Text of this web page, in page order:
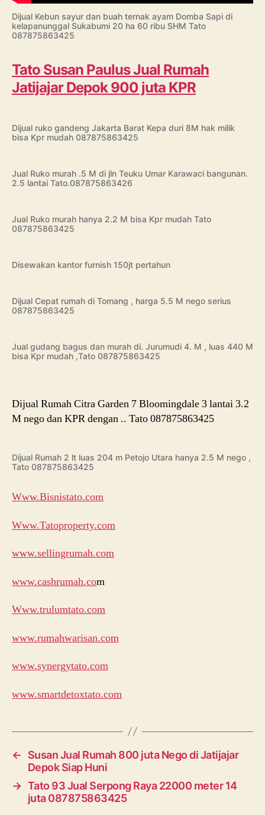
Dijual Kebun sayur dan buah ternak ayam Domba Sapi di
kelapanunggal Sukabumi 20 ha 60 ribu SHM Tato
087875863425
Tato Susan Paulus Jual Rumah
Jatijajar Depok 900 juta KPR
Dijual ruko gandeng Jakarta Barat Kepa duri 8M hak milik
bisa Kpr mudah 087875863425
Jual Ruko murah .5 M di jln Teuku Umar Karawaci bangunan.
2.5 lantai Tato.087875863426
Jual Ruko murah hanya 2.2 M bisa Kpr mudah Tato
087875863425
Disewakan kantor furnish 150jt pertahun
Dijual Cepat rumah di Tomang , harga 5.5 M nego serius
087875863425
Jual gudang bagus dan murah di. Jurumudi 4. M , luas 440 M
bisa Kpr mudah ,Tato 087875863425
Dijual Rumah Citra Garden 7 Bloomingdale 3 lantai 3.2
M nego dan KPR dengan .. Tato 087875863425
Dijual Rumah 2 lt luas 204 m Petojo Utara hanya 2.5 M nego ,
Tato 087875863425
Www.Bisnistato.com
Www.Tatoproperty.com
www.sellingrumah.com
www.cashrumah.com
Www.trulumtato.com
www.rumahwarisan.com
www.synergytato.com
www.smartdetoxtato.com
←
Susan Jual Rumah 800 juta Nego di Jatijajar
Depok Siap Huni
→ Tato 93 Jual Serpong Raya 22000 meter 14
juta 087875863425